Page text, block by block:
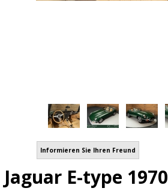
Informieren Sie Ihren Freund
Jaguar E-type 1970